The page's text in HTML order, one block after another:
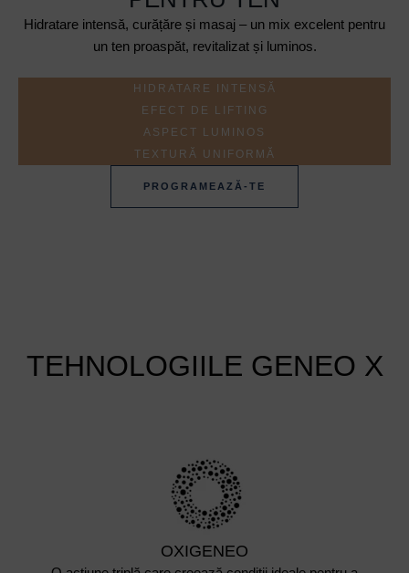
Hidratare intensă, curățăre și masaj – un mix excelent pentru
un ten proaspăt, revitalizat și luminos.
HIDRATARE INTENSĂ
EFECT DE LIFTING
ASPECT LUMINOS
TEXTURĂ UNIFORMĂ
PROGRAMEAZĂ-TE
TEHNOLOGIILE GENEO X
OXIGENEO